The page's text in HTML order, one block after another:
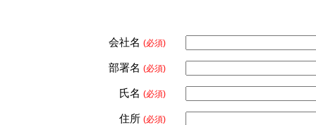
会社名 (必須)
部署名 (必須)
氏名 (必須)
住所 (必須)